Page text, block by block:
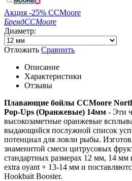
Акция -25% CCMoore
БрендCCMoore
Диаметр:
Отложить Сравнить
Описание
Характеристики
Отзывы
Плавающие бойлы CCMoore
Pop-Ups (Оранжевые) 14мм - Эти
высокозаметные оранжевые
выдающийся послужной список
потенциал для ловли рыбы.
знаменитой смеси цитрусовых
стандартных размерах 12 мм, 14 мм
extra oyant + 13-14 мм и
Hookbait Booster.